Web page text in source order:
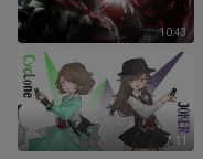
10:43
7:11